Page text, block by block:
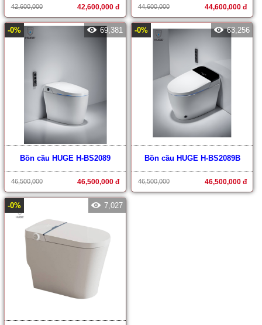
42,600,000 42,600,000 đ 44,600,000 44,600,000 đ
-0% 69,381
Bồn cầu HUGE H-BS2089
46,500,000 46,500,000 đ
-0% 63,256
Bồn cầu HUGE H-BS2089B
46,500,000 46,500,000 đ
-0% 7,027